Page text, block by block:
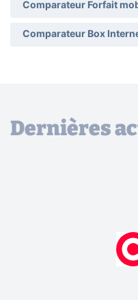
Comparateur Forfait
Comparateur Box
Dernières